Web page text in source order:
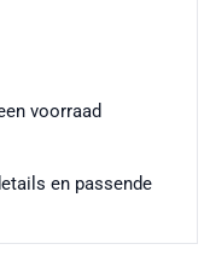
voorraad
en passende